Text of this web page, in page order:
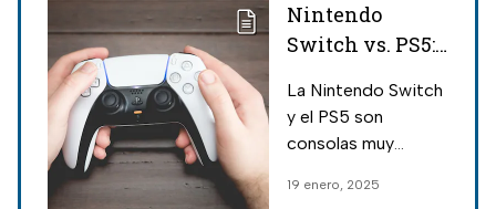
Nintendo
Switch vs. PS5:
precios,
características
La Nintendo Switch
y el PS5 son
consolas muy
también muy
19 enero, 2025